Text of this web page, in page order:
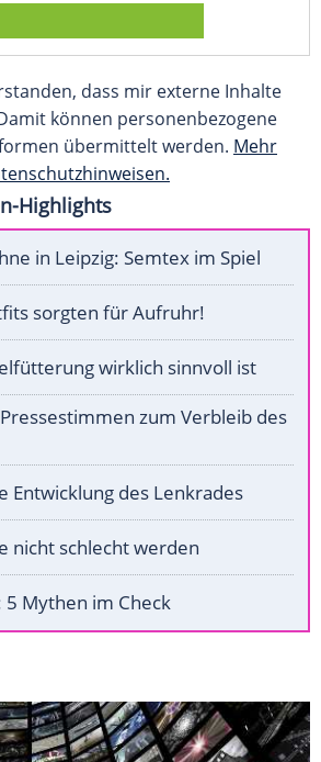
dass mir externe Inhalte
können personenbezogene
übermittelt werden. Mehr
Highlights
in Leipzig: Semtex im Spiel
sorgten für Aufruhr!
wirklich sinnvoll ist
zum Verbleib des
Entwicklung des Lenkrades
nicht schlecht werden
Mythen im Check